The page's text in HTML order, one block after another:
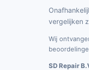
vergelijken
Wij
SD Repair